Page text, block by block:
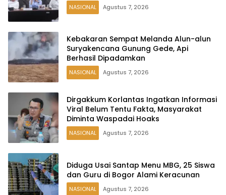
NASIONAL Agustus 7, 2026
Kebakaran Sempat Melanda Alun-alun
Suryakencana Gunung Gede, Api
Berhasil Dipadamkan
NASIONAL Agustus 7, 2026
Dirgakkum Korlantas Ingatkan Informasi
Viral Belum Tentu Fakta, Masyarakat
Diminta Waspadai Hoaks
NASIONAL Agustus 7, 2026
Diduga Usai Santap Menu MBG, 25 Siswa
dan Guru di Bogor Alami Keracunan
NASIONAL Agustus 7, 2026